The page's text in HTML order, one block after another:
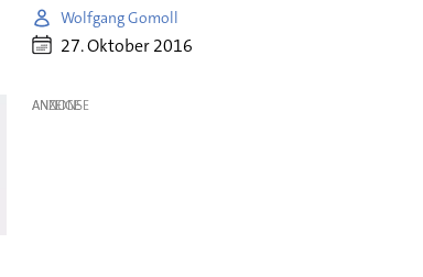
Wolfgang Gomoll
27. Oktober 2016
ANZEIGE